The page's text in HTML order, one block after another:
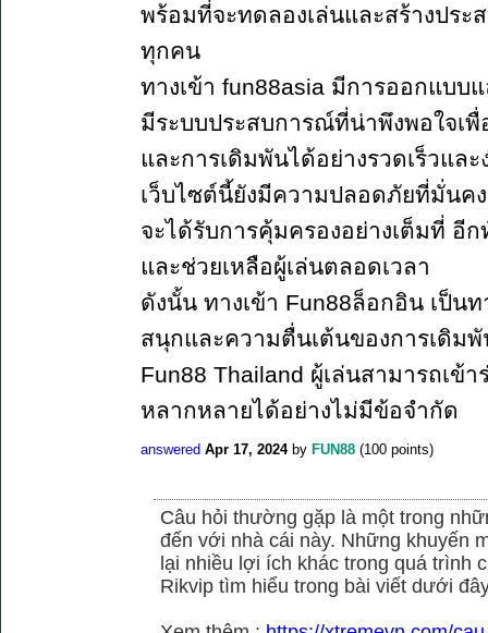
พร้อมที่จะทดลองเล่นและสร้างปร
ทุกคน
ทางเข้า fun88asia มีการออกแบบ
มีระบบประสบการณ์ที่น่าพึงพอใจเพื่
และการเดิมพันได้อย่างรวดเร็วและ
เว็บไซต์นี้ยังมีความปลอดภัยที่มั่นค
จะได้รับการคุ้มครองอย่างเต็มที่ อี
และช่วยเหลือผู้เล่นตลอดเวลา
ดังนั้น ทางเข้า Fun88ล็อกอิน เป็น
สนุกและความตื่นเต้นของการเดิม
Fun88 Thailand ผู้เล่นสามารถเข้
หลากหลายได้อย่างไม่มีข้อจำกัด
answered Apr 17, 2024 by FUN88 (100 points)
Câu hỏi thường gặp là một trong
đến với nhà cái này. Những khuyến
lại nhiều lợi ích khác trong quá trình
Rikvip tìm hiểu trong bài viết dưới